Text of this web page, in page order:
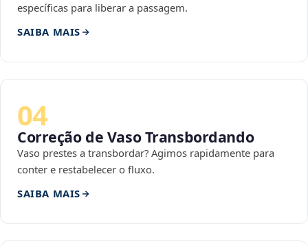
específicas para liberar a passagem.
SAIBA MAIS
04
Correção de Vaso Transbordando
Vaso prestes a transbordar? Agimos rapidamente para
conter e restabelecer o fluxo.
SAIBA MAIS